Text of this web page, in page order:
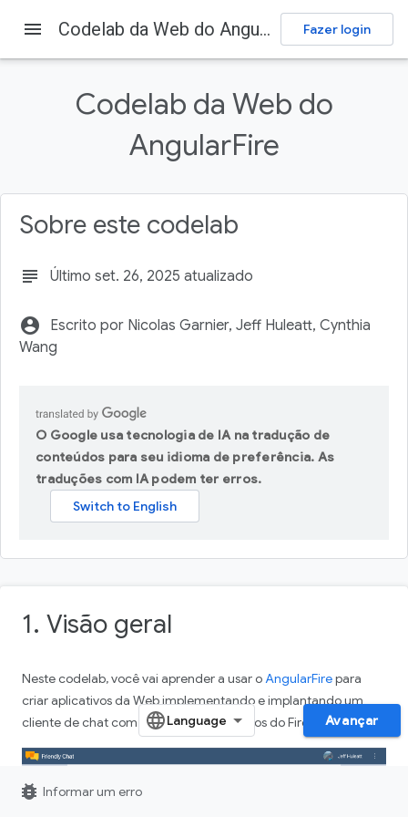
Firebase Firebase Codelabs
Crie um repositório do GitHub
3. Criar e configurar um projeto do Firebase
menu Codelab da Web do AngularFire Fazer login
Codelab da Web do
AngularFire
Sobre este codelab
subject Último set. 26, 2025 atualizado
account_circle
Escrito por Nicolas Garnier, Jeff Huleatt, Cynthia
Wang
O Google usa tecnologia de IA na tradução de
conteúdos para seu idioma de preferência. As
traduções com IA podem ter erros.
1. Visão geral
Neste codelab, você vai aprender a usar oAngularFirepara
criar aplicativos da Web implementando e implantando um
cliente de chat com os produtos e serviços do Firebase.Avançar
bug_report Informar um erro